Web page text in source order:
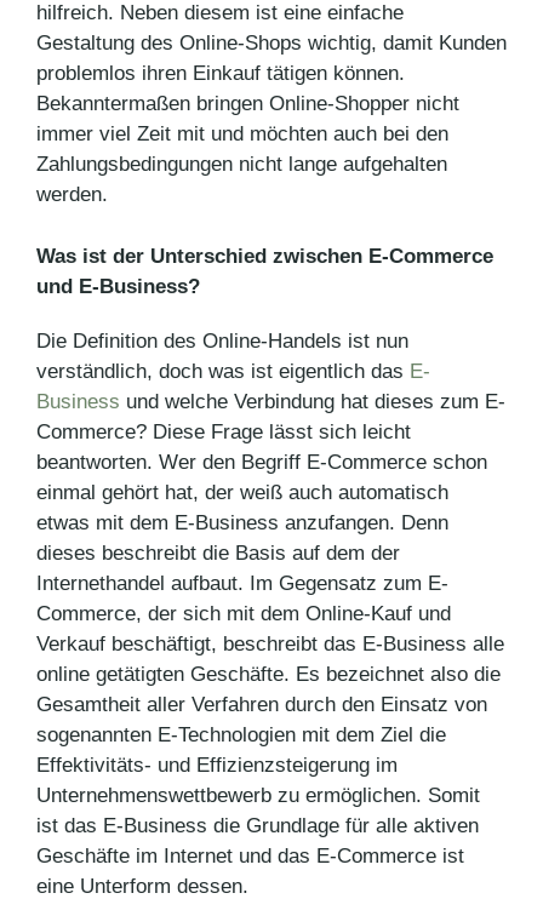
hilfreich. Neben diesem ist eine einfache
Gestaltung des Online-Shops wichtig, damit Kunden
problemlos ihren Einkauf tätigen können.
Bekanntermaßen bringen Online-Shopper nicht
immer viel Zeit mit und möchten auch bei den
Zahlungsbedingungen nicht lange aufgehalten
werden.
Was ist der Unterschied zwischen E-Commerce
und E-Business?
Die Definition des Online-Handels ist nun
verständlich, doch was ist eigentlich das E-
Business und welche Verbindung hat dieses zum E-
Commerce? Diese Frage lässt sich leicht
beantworten. Wer den Begriff E-Commerce schon
einmal gehört hat, der weiß auch automatisch
etwas mit dem E-Business anzufangen. Denn
dieses beschreibt die Basis auf dem der
Internethandel aufbaut. Im Gegensatz zum E-
Commerce, der sich mit dem Online-Kauf und
Verkauf beschäftigt, beschreibt das E-Business alle
online getätigten Geschäfte. Es bezeichnet also die
Gesamtheit aller Verfahren durch den Einsatz von
sogenannten E-Technologien mit dem Ziel die
Effektivitäts- und Effizienzsteigerung im
Unternehmenswettbewerb zu ermöglichen. Somit
ist das E-Business die Grundlage für alle aktiven
Geschäfte im Internet und das E-Commerce ist
eine Unterform dessen.